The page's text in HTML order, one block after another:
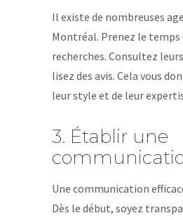
Il existe de nombreuses
Montréal. Prenez le temps
recherches. Consultez
lisez des avis. Cela vous
leur style et de leur
3. Établir une
Une communication
Dès le début, soyez